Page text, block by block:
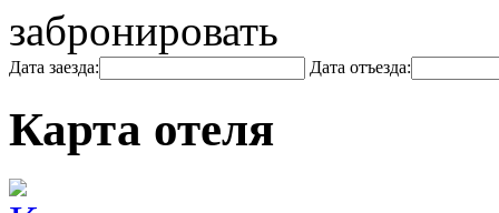
забронировать
Дата заезда: Дата отъезда:
Карта отеля